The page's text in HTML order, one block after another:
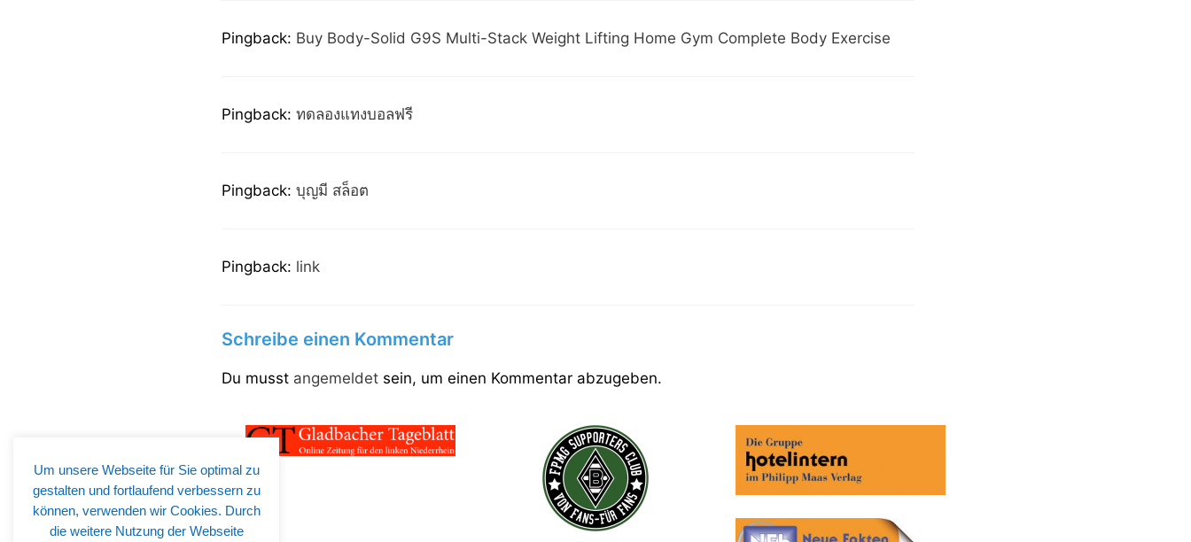
Pingback: Buy Body-Solid G9S Multi-Stack Weight Lifting Home Gym Complete Body Exercise
Pingback: ทดลองแทงบอลฟรี
Pingback: บุญมี สล็อต
Pingback: link
Schreibe einen Kommentar
Du musst angemeldetsein, um einen Kommentar abzugeben.
Um unsere Webseite für Sie optimal zu
gestalten und fortlaufend verbessern zu
können, verwenden wir Cookies. Durch
die weitere Nutzung der Webseite